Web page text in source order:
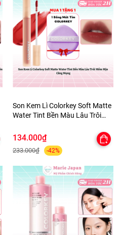
Son Kem Lì Colorkey Soft Matte
Water Tint Bền Màu Lâu Trôi
MÚT TÍM
134.000₫
233.000₫ -42%